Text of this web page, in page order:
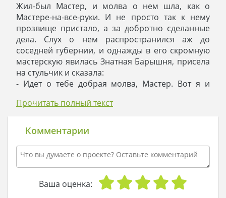
Жил-был Мастер, и молва о нем шла, как о
Мастере-на-все-руки. И не просто так к нему
прозвище пристало, а за добротно сделанные
дела. Слух о нем распространился аж до
соседней губернии, и однажды в его скромную
мастерскую явилась Знатная Барышня, присела
на стульчик и сказала:
- Идет о тебе добрая молва, Мастер. Вот я и
говорят. А задача будет для тебя творческая,
чтоб был в нем всего один этаж, а на этаже
поместились спальни, гостиная, кухня, кладовка,
гардеробная, и не забудь про встроенный гараж
для двух машин! Справишься – получишь чек на
большую сумму и мои личные рекомендации в
высшем свете. Так что желаю успехов и
Прочитать полный текст
Комментарии
Ваша оценка: